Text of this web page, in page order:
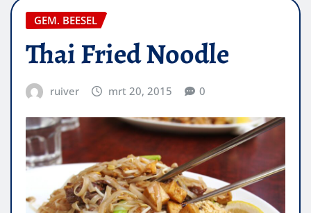
GEM. BEESEL
Thai Fried Noodle
ruiver mrt 20, 2015 0